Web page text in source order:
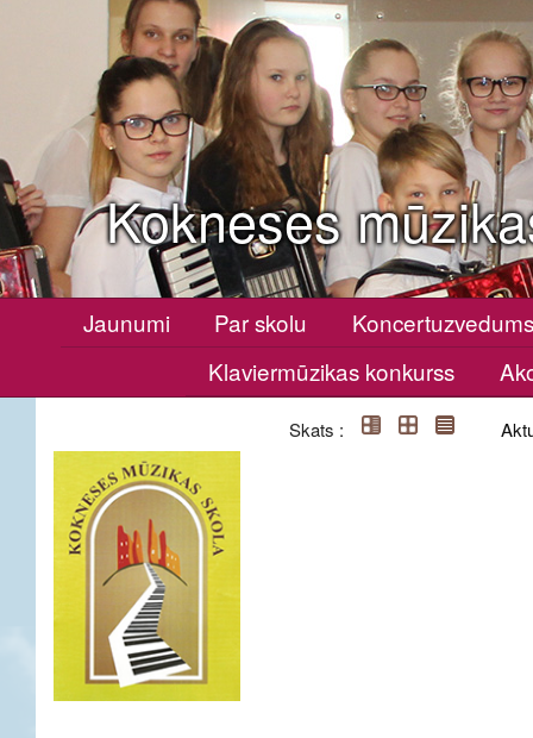
Kokneses
Jaunumi Par skolu
Klaviermūzikas konkurss
Skats :